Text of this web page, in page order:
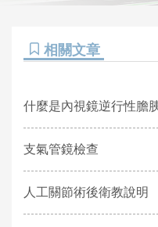
相關文章
什麼是內視鏡逆行性膽
支氣管鏡檢查
人工關節術後衛教說明